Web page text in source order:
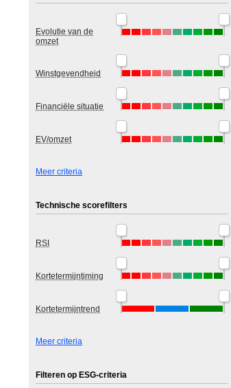
Evolutie van de
omzet
Winstgevendheid
Financiële situatie
EV/omzet
Meer criteria
Technische scorefilters
RSI
Kortetermijntiming
Kortetermijntrend
Meer criteria
Filteren op ESG-criteria